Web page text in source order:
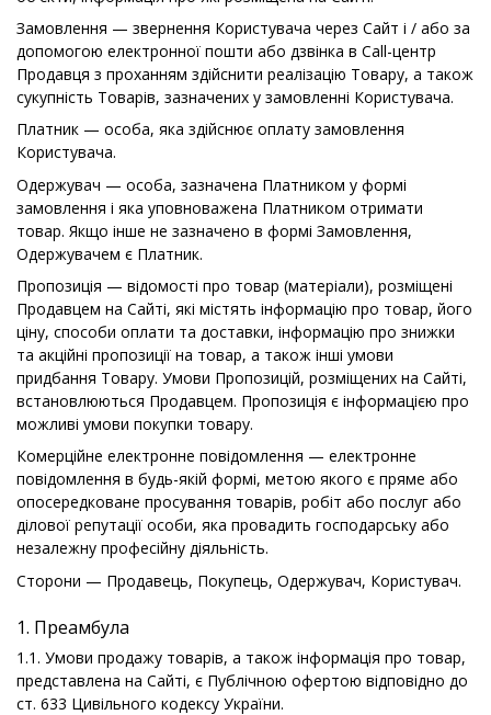
Замовлення — звернення Користувача через Сайт і / або за
допомогою електронної пошти або дзвінка в Call-центр
Продавця з проханням здійснити реалізацію Товару, а також
сукупність Товарів, зазначених у замовленні Користувача.
Платник — особа, яка здійснює оплату замовлення
Користувача.
Одержувач — особа, зазначена Платником у формі
замовлення і яка уповноважена Платником отримати
товар. Якщо інше не зазначено в формі Замовлення,
Одержувачем є Платник.
Пропозиція — відомості про товар (матеріали), розміщені
Продавцем на Сайті, які містять інформацію про товар, його
ціну, способи оплати та доставки, інформацію про знижки
та акційні пропозиції на товар, а також інші умови
придбання Товару. Умови Пропозицій, розміщених на Сайті,
встановлюються Продавцем. Пропозиція є інформацією про
можливі умови покупки товару.
Комерційне електронне повідомлення — електронне
повідомлення в будь-якій формі, метою якого є пряме або
опосередковане просування товарів, робіт або послуг або
ділової репутації особи, яка провадить господарську або
незалежну професійну діяльність.
Сторони — Продавець, Покупець, Одержувач, Користувач.
1. Преамбула
1.1. Умови продажу товарів, а також інформація про товар,
представлена на Сайті, є Публічною офертою відповідно до
ст. 633 Цивільного кодексу України.